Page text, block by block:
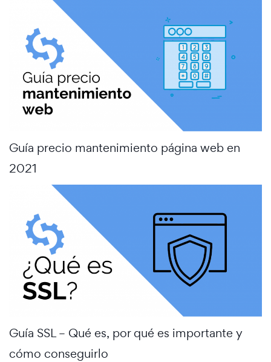
Guía precio mantenimiento página web en
2021
Guía SSL – Qué es, por qué es importante y
cómo conseguirlo